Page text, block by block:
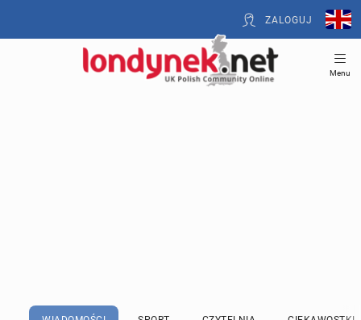
ZALOGUJ
Menu